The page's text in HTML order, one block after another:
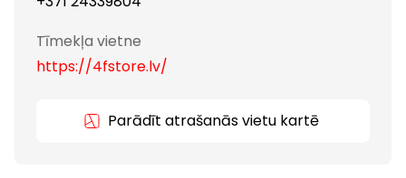
Tīmekļa vietne
https://4fstore.lv/
Parādīt atrašanās vietu kartē